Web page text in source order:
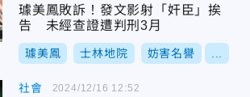
璩美鳳敗訴！發文影射「奸臣」挨
告 未經查證遭判刑3月
璩美鳳 士林地院 妨害名譽
社會 2024/12/16 12:52